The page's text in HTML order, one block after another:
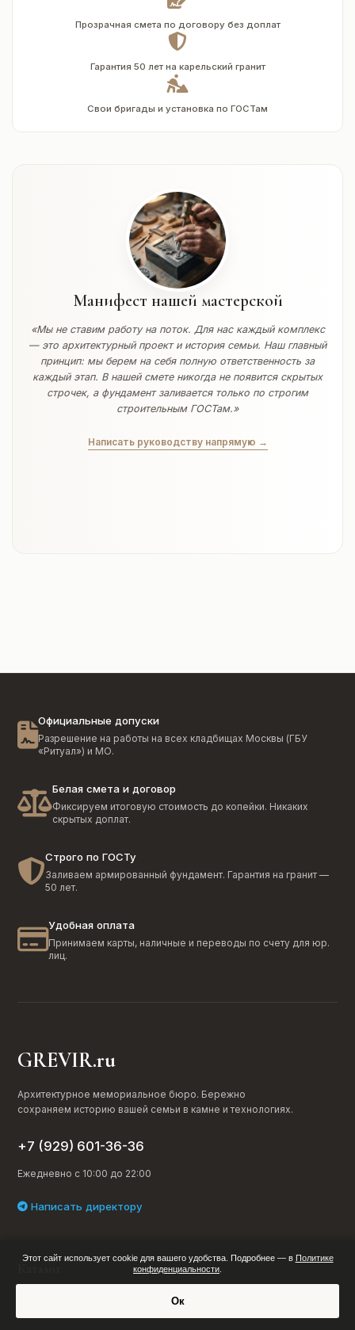
Прозрачная смета по договору без доплат
Гарантия 50 лет на карельский гранит
Свои бригады и установка по ГОСТам
Манифест нашей мастерской
«Мы не ставим работу на поток. Для нас каждый комплекс
— это архитектурный проект и история семьи. Наш главный
принцип: мы берем на себя полную ответственность за
каждый этап. В нашей смете никогда не появится скрытых
строчек, а фундамент заливается только по строгим
строительным ГОСТам.»
Написать руководству напрямую →
Официальные допуски
Разрешение на работы на всех кладбищах Москвы (ГБУ
«Ритуал») и МО.
Белая смета и договор
Фиксируем итоговую стоимость до копейки. Никаких
скрытых доплат.
Строго по ГОСТу
Заливаем армированный фундамент. Гарантия на гранит —
50 лет.
Удобная оплата
Принимаем карты, наличные и переводы по счету для юр.
лиц.
GREVIR.ru
Архитектурное мемориальное бюро. Бережно
сохраняем историю вашей семьи в камне и технологиях.
+7 (929) 601-36-36
Ежедневно с 10:00 до 22:00
Написать директору
Этот сайт использует cookie для вашего удобства. Подробнее — в Политике
конфиденциальности
Ок